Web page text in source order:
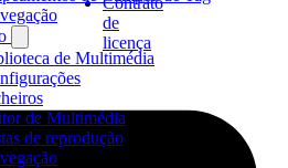
de Multimédia
de Multimédia
de reprodução
de
licença